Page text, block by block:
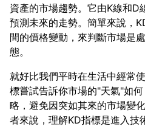
資產的市場趨勢。它由K線和D
預測未來的走勢。簡單來說，
間的價格變動，來判斷市場是
就好比我們平時在生活中經常
標嘗試告訴你市場的"天氣"如
略，避免因突如其來的市場變